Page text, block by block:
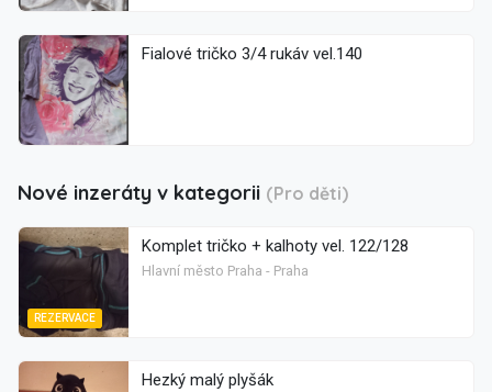
Fialové tričko 3/4 rukáv vel.140
Nové inzeráty v kategorii (Pro děti)
REZERVACE
Komplet tričko + kalhoty vel. 122/128
Hlavní město Praha - Praha
Hezký malý plyšák